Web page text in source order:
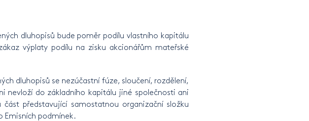
dluhopisů bude poměr podílu vlastního kapitálu
výplaty podílu na zisku akcionářům mateřské
dluhopisů se nezúčastní fúze, sloučení, rozdělení,
nevloží do základního kapitálu jiné společnosti ani
představující samostatnou organizační složku
Emisních podmínek.